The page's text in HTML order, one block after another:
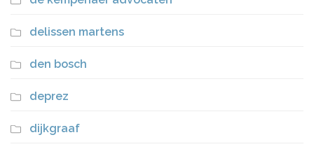
delissen martens
den bosch
deprez
dijkgraaf